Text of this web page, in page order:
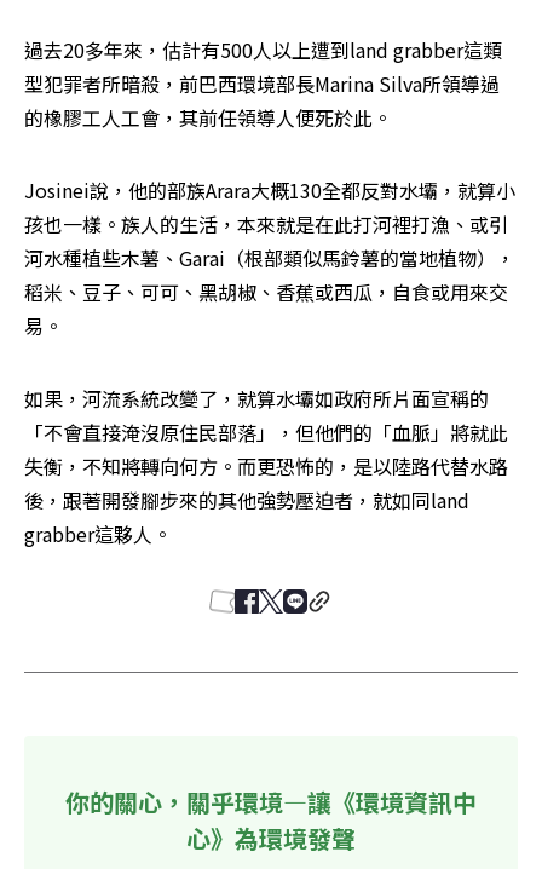
過去20多年來，估計有500人以上遭到land grabber這類
型犯罪者所暗殺，前巴西環境部長Marina Silva所領導過
的橡膠工人工會，其前任領導人便死於此。
Josinei說，他的部族Arara大概130全都反對水壩，就算小
孩也一樣。族人的生活，本來就是在此打河裡打漁、或引
河水種植些木薯、Garai（根部類似馬鈴薯的當地植物），
稻米、豆子、可可、黑胡椒、香蕉或西瓜，自食或用來交
易。
如果，河流系統改變了，就算水壩如政府所片面宣稱的
「不會直接淹沒原住民部落」，但他們的「血脈」將就此
失衡，不知將轉向何方。而更恐怖的，是以陸路代替水路
後，跟著開發腳步來的其他強勢壓迫者，就如同land
grabber這夥人。
你的關心，關乎環境—讓《環境資訊中
心》為環境發聲